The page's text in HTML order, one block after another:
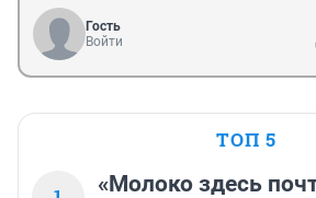
Гость
Войти
ТОП 5
«Молоко здесь